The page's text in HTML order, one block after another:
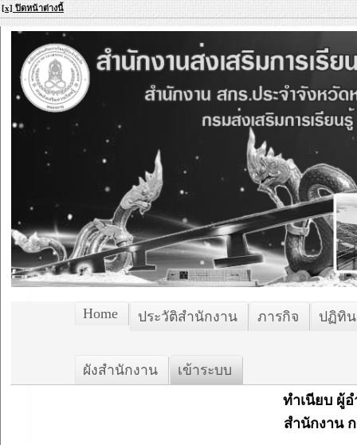
[x] ปิดหน้าต่างนี้
Home ประวัติสำนักงาน ภารกิจ ปฏิทิ
ผังสำนักงาน
เข้าระบบ
ทำเนียบ ผู้
สำนักงาน